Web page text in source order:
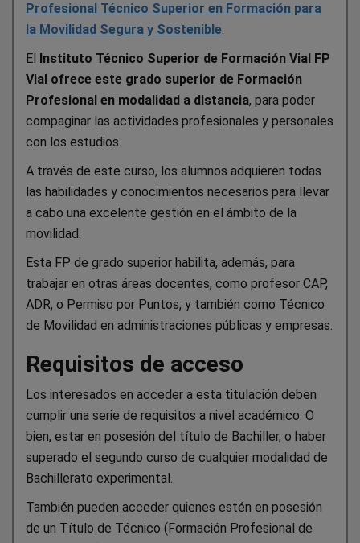
Profesional Técnico Superior en Formación para
la Movilidad Segura y Sostenible.
El
Instituto Técnico Superior de Formación Vial FP
Vial ofrece este grado superior de Formación
Profesional en modalidad a distancia, para poder
compaginar las actividades profesionales y personales
con los estudios.
A través de este curso, los alumnos adquieren todas
las habilidades y conocimientos necesarios para llevar
a cabo una excelente gestión en el ámbito de la
movilidad.
Esta FP de grado superior habilita, además, para
trabajar en otras áreas docentes, como profesor CAP,
ADR, o Permiso por Puntos, y también como Técnico
de Movilidad en administraciones públicas y empresas.
Requisitos de acceso
Los interesados en acceder a esta titulación deben
cumplir una serie de requisitos a nivel académico. O
bien, estar en posesión del título de Bachiller, o haber
superado el segundo curso de cualquier modalidad de
Bachillerato experimental.
También pueden acceder quienes estén en posesión
de un Título de Técnico (Formación Profesional de